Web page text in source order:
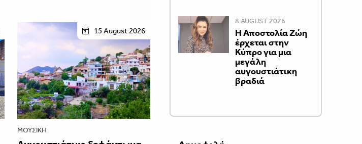
15 August 2026
ΜΟΥΣΙΚΉ
8 AUGUST 2026
Η Αποστολία Ζώη
έρχεται στην
Κύπρο για μια
μεγάλη
αυγουστιάτικη
βραδιά